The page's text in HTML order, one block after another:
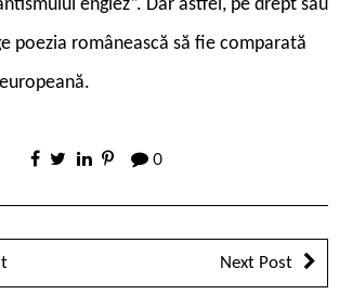
englez“. Dar astfel, pe drept sau
poezia românească să fie comparată
0
Next Post